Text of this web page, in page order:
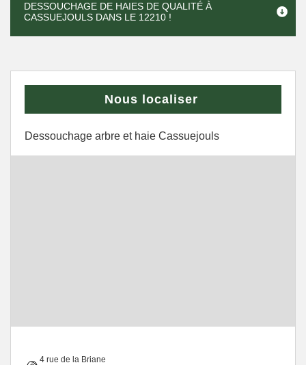
DESSOUCHAGE DE HAIES DE QUALITÉ À
CASSUEJOULS DANS LE 12210 !
Nous localiser
Dessouchage arbre et haie Cassuejouls
4 rue de la Briane